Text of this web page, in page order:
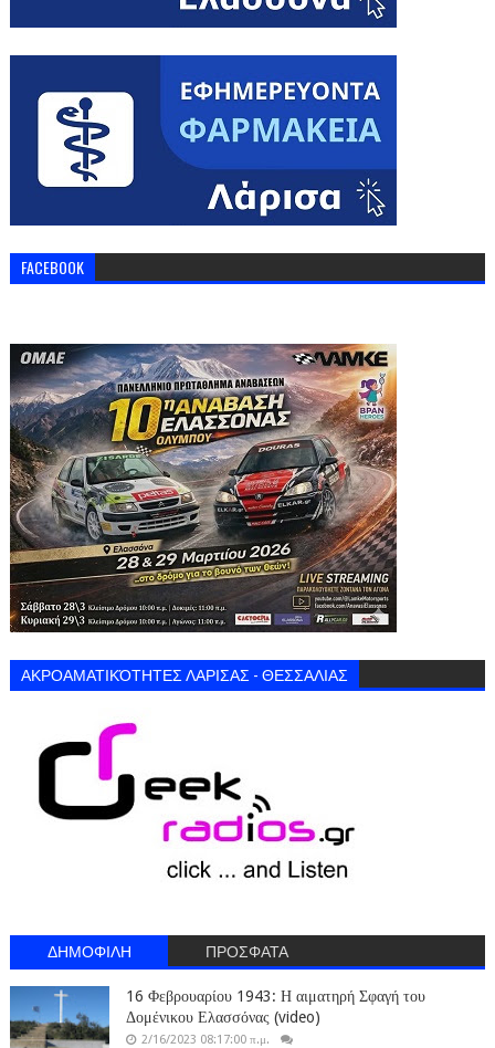
FACEBOOK
ΑΚΡΟΑΜΑΤΙΚΌΤΗΤΕΣ ΛΑΡΙΣΑΣ - ΘΕΣΣΑΛΙΑΣ
ΔΗΜΟΦΙΛΗ ΠΡΟΣΦΑΤΑ
16 Φεβρουαρίου 1943: Η αιματηρή Σφαγή του
Δομένικου Ελασσόνας (video)
2/16/2023 08:17:00 π.μ.